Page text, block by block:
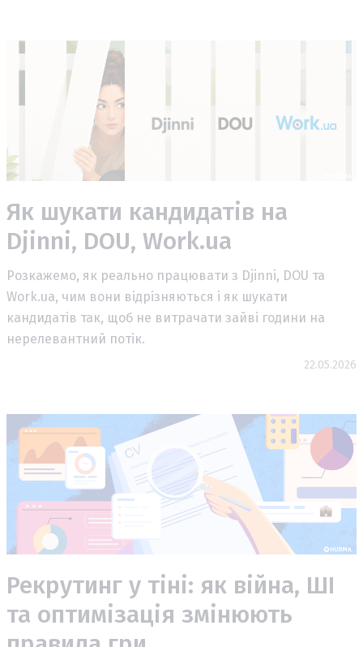
Як шукати кандидатів на
Djinni, DOU, Work.ua
Розкажемо, як реально працювати з Djinni, DOU та
Work.ua, чим вони відрізняються і як шукати
кандидатів так, щоб не витрачати зайві години на
нерелевантний потік.
22.05.2026
Рекрутинг у тіні: як війна, ШІ
та оптимізація змінюють